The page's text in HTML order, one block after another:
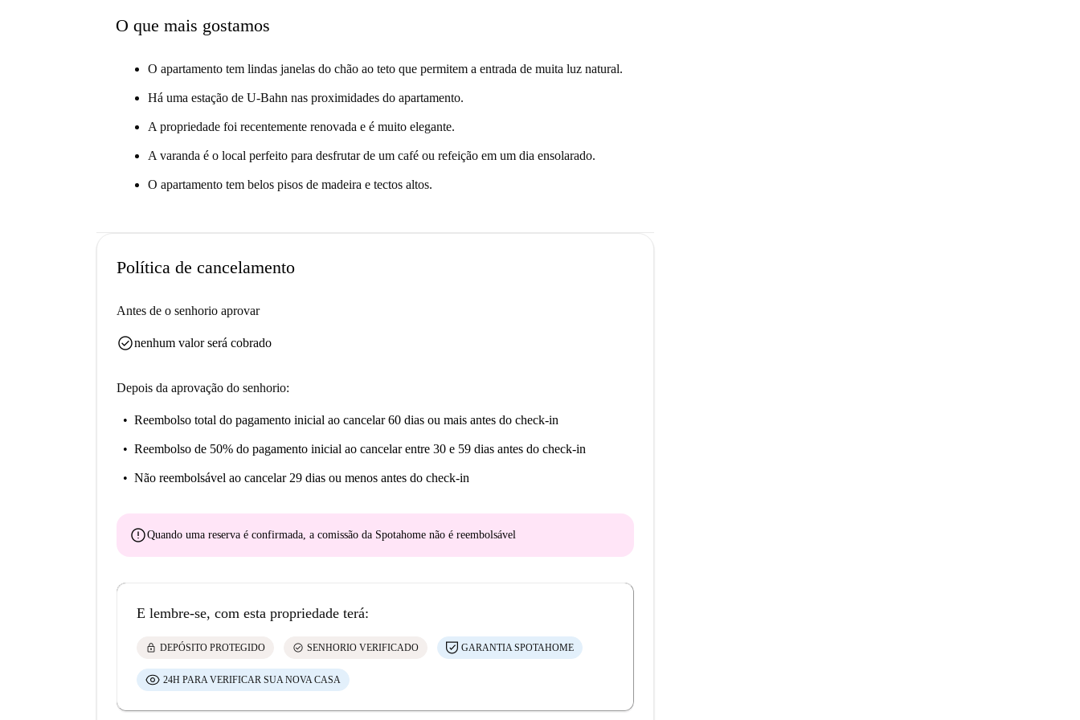
O que mais gostamos
O apartamento tem lindas janelas do chão ao teto que permitem a entrada de muita luz natural.
Há uma estação de U-Bahn nas proximidades do apartamento.
A propriedade foi recentemente renovada e é muito elegante.
A varanda é o local perfeito para desfrutar de um café ou refeição em um dia ensolarado.
O apartamento tem belos pisos de madeira e tectos altos.
Política de cancelamento
Antes de o senhorio aprovar
check_circlenenhum valor será cobrado
Depois da aprovação do senhorio:
Reembolso total do pagamento inicial ao cancelar 60 dias ou mais antes do check-in
Reembolso de 50% do pagamento inicial ao cancelar entre 30 e 59 dias antes do check-in
Não reembolsável ao cancelar 29 dias ou menos antes do check-in
errorQuando uma reserva é confirmada, a comissão da Spotahome não é reembolsável
E lembre-se, com esta propriedade terá:
lock DEPÓSITO PROTEGIDO check_circle SENHORIO VERIFICADO GARANTIA SPOTAHOME
24H PARA VERIFICAR SUA NOVA CASA